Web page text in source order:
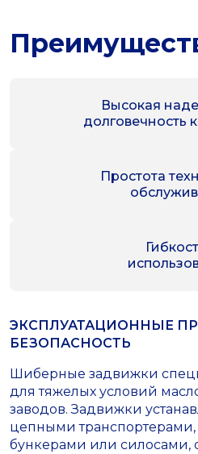
Высокая
долговечность
Простота
ЭКСПЛУАТАЦИОННЫЕ
БЕЗОПАСНОСТЬ
Шиберные задвижки
для тяжелых условий
заводов. Задвижки
цепными
бункерами или силосами,